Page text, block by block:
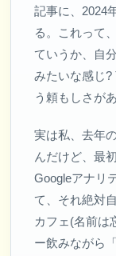
記事に、2024
る。これって
ていうか、自
みたいな感じ
う頼もしさがあ
実は私、去年
んだけど、最
Googleアナリ
て、それ絶対
カフェ(名前は
ー飲みながら